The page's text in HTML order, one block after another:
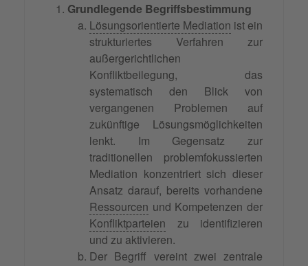
Grundlegende Begriffsbestimmung
Lösungsorientierte Mediation ist ein
strukturiertes Verfahren zur
außergerichtlichen
Konfliktbeilegung, das
systematisch den Blick von
vergangenen Problemen auf
zukünftige Lösungsmöglichkeiten
lenkt. Im Gegensatz zur
traditionellen problemfokussierten
Mediation konzentriert sich dieser
Ansatz darauf, bereits vorhandene
Ressourcen und Kompetenzen der
Konfliktparteien zu identifizieren
und zu aktivieren.
Der Begriff vereint zwei zentrale